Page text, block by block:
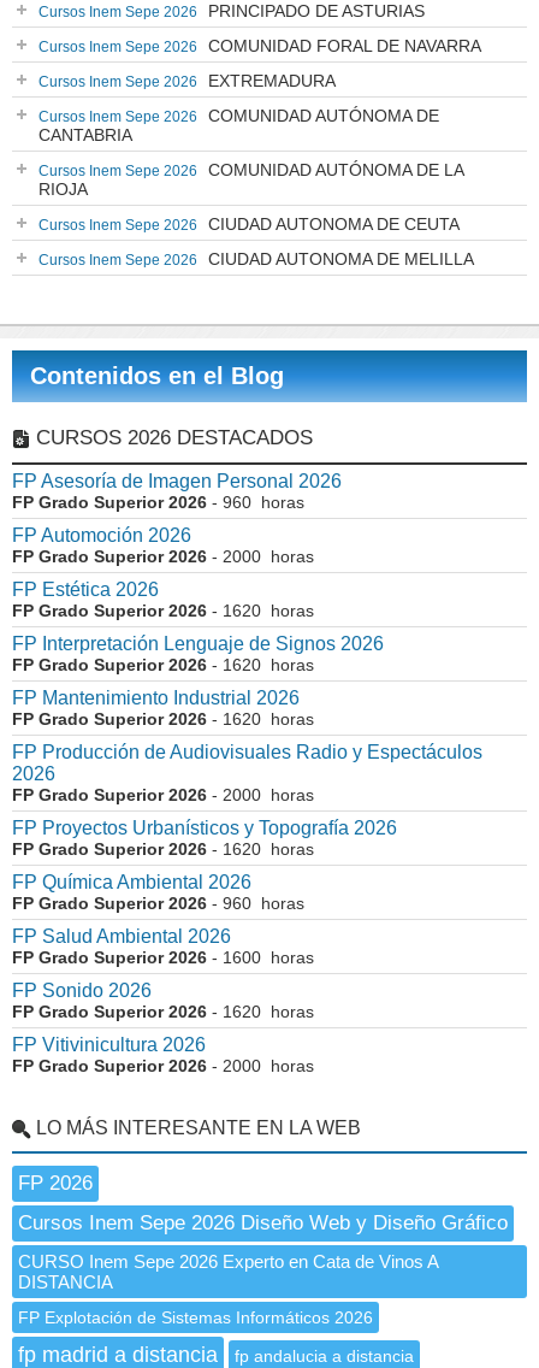
Cursos Inem Sepe 2026 PRINCIPADO DE ASTURIAS
Cursos Inem Sepe 2026 COMUNIDAD FORAL DE NAVARRA
Cursos Inem Sepe 2026 EXTREMADURA
Cursos Inem Sepe 2026
COMUNIDAD AUTÓNOMA DE
CANTABRIA
Cursos Inem Sepe 2026
COMUNIDAD AUTÓNOMA DE LA
RIOJA
Cursos Inem Sepe 2026 CIUDAD AUTONOMA DE CEUTA
Cursos Inem Sepe 2026 CIUDAD AUTONOMA DE MELILLA
Contenidos en el Blog
CURSOS 2026 DESTACADOS
FP Asesoría de Imagen Personal 2026
FP Grado Superior 2026 - 960 horas
FP Automoción 2026
FP Grado Superior 2026 - 2000 horas
FP Estética 2026
FP Grado Superior 2026 - 1620 horas
FP Interpretación Lenguaje de Signos 2026
FP Grado Superior 2026 - 1620 horas
FP Mantenimiento Industrial 2026
FP Grado Superior 2026 - 1620 horas
FP Producción de Audiovisuales Radio y Espectáculos
2026
FP Grado Superior 2026 - 2000 horas
FP Proyectos Urbanísticos y Topografía 2026
FP Grado Superior 2026 - 1620 horas
FP Química Ambiental 2026
FP Grado Superior 2026 - 960 horas
FP Salud Ambiental 2026
FP Grado Superior 2026 - 1600 horas
FP Sonido 2026
FP Grado Superior 2026 - 1620 horas
FP Vitivinicultura 2026
FP Grado Superior 2026 - 2000 horas
LO MÁS INTERESANTE EN LA WEB
FP 2026
Cursos Inem Sepe 2026 Diseño Web y Diseño Gráfico
CURSO Inem Sepe 2026 Experto en Cata de Vinos A
DISTANCIA
FP Explotación de Sistemas Informáticos 2026
fp madrid a distancia fp andalucia a distancia